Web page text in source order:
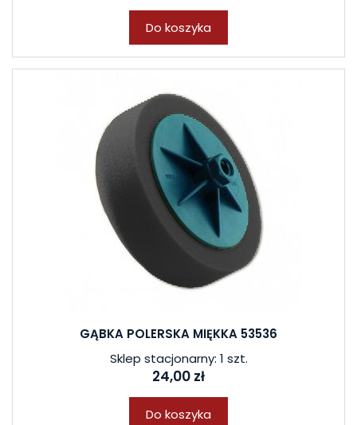
Do koszyka
GĄBKA POLERSKA MIĘKKA 53536
Sklep stacjonarny: 1 szt.
24,00 zł
Do koszyka